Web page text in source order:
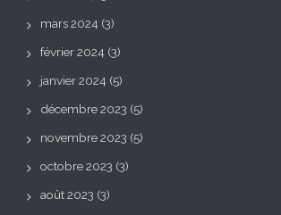
mars 2024 (3)
février 2024 (3)
janvier 2024 (5)
décembre 2023 (5)
novembre 2023 (5)
octobre 2023 (3)
août 2023 (3)